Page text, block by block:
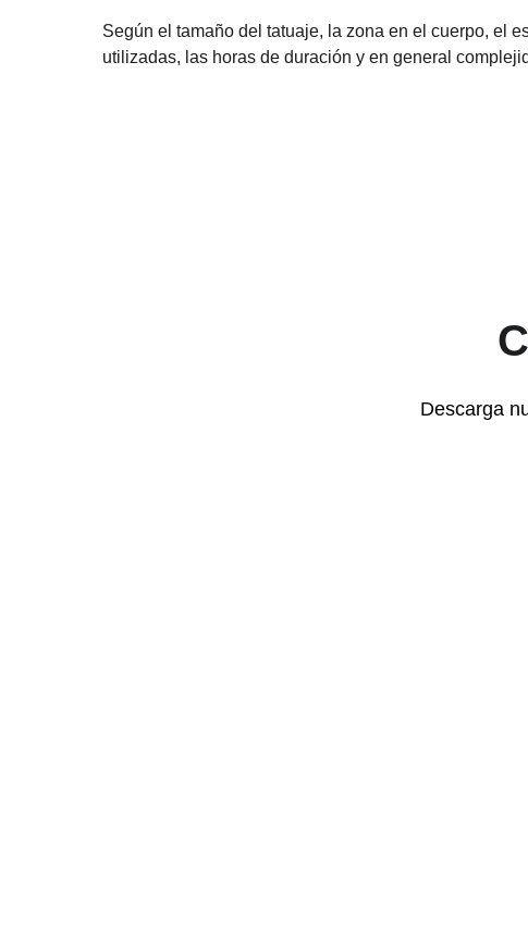
Según el tamaño del tatuaje, la zona en el cuerpo, el
utilizadas, las horas de duración y en general
Descarga